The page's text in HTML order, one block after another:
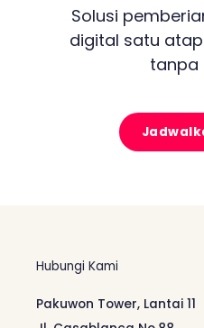
Solusi
digital satu
tanpa
Hubungi Kami
Pakuwon Tower, Lantai 11